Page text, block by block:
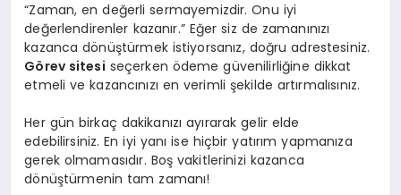
“Zaman, en değerli sermayemizdir. Onu iyi
değerlendirenler kazanır.” Eğer siz de zamanınızı
kazanca dönüştürmek istiyorsanız, doğru adrestesiniz.
Görev sitesi seçerken ödeme güvenilirliğine dikkat
etmeli ve kazancınızı en verimli şekilde artırmalısınız.
Her gün birkaç dakikanızı ayırarak gelir elde
edebilirsiniz. En iyi yanı ise hiçbir yatırım yapmanıza
gerek olmamasıdır. Boş vakitlerinizi kazanca
dönüştürmenin tam zamanı!